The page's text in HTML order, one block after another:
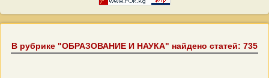
В рубрике "ОБРАЗОВАНИЕ И НАУКА" найдено статей: 735